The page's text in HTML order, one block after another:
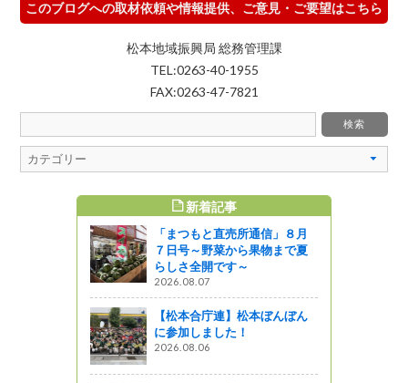
このブログへの取材依頼や情報提供、ご意見・ご要望はこちら
松本地域振興局 総務管理課
TEL:0263-40-1955
FAX:0263-47-7821
新着記事
「まつもと直売所通信」８月
７日号～野菜から果物まで夏
らしさ全開です～
2026.08.07
【松本合庁連】松本ぼんぼん
に参加しました！
2026.08.06